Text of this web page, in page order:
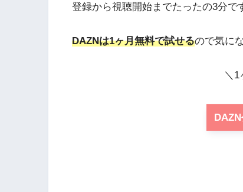
登録から視聴開始までたったの3分で
DAZNは1ヶ月無料で試せるので気に
＼1